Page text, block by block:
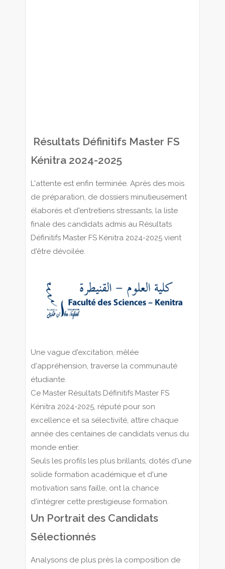
Résultats Définitifs Master FS
Kénitra 2024-2025
L'attente est enfin terminée. Après des mois
de préparation, de dossiers minutieusement
élaborés et d'entretiens stressants, la liste
finale des candidats admis au Résultats
Définitifs Master FS Kénitra 2024-2025 vient
d'être dévoilée.
Une vague d'excitation, mêlée
d'appréhension, traverse la communauté
étudiante.
Ce Master Résultats Définitifs Master FS
Kénitra 2024-2025, réputé pour son
excellence et sa sélectivité, attire chaque
année des centaines de candidats venus du
monde entier.
Seuls les profils les plus brillants, dotés d'une
solide formation académique et d'une
motivation sans faille, ont la chance
d'intégrer cette prestigieuse formation.
Un Portrait des Candidats
Sélectionnés
Analysons de plus près la composition de